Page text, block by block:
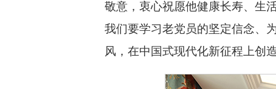
敬意，衷心祝愿他健康长寿、生
我们要学习老党员的坚定信念、
风，在中国式现代化新征程上创